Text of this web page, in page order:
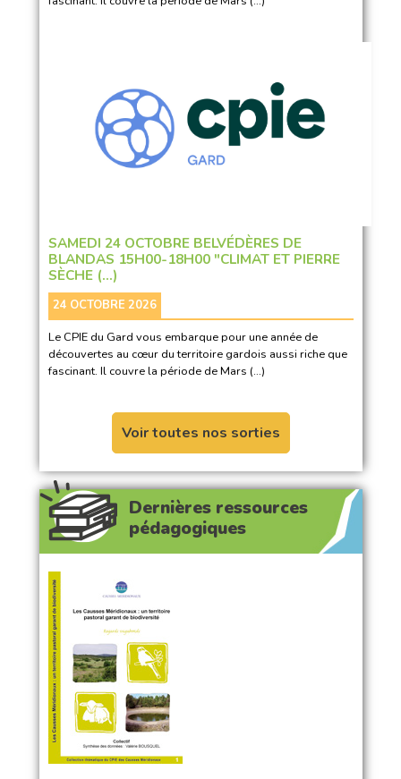
SAMEDI 24 OCTOBRE BELVÉDÈRES DE
BLANDAS 15H00-18H00 "CLIMAT ET PIERRE
SÈCHE (…)
24 OCTOBRE 2026
Le CPIE du Gard vous embarque pour une année de
découvertes au cœur du territoire gardois aussi riche que
fascinant. Il couvre la période de Mars (…)
Voir toutes nos sorties
Dernières ressources
pédagogiques